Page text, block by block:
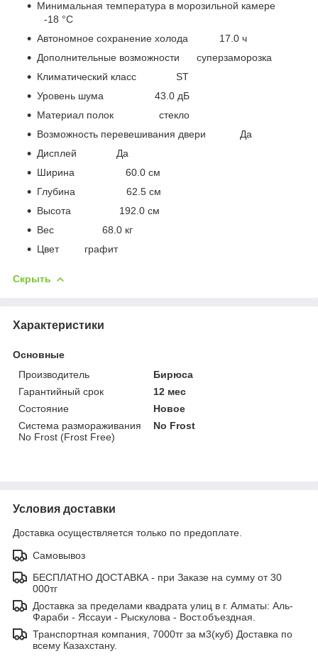
Минимальная температура в морозильной камере
-18 °C
Автономное сохранение холода 17.0 ч
Дополнительные возможности суперзаморозка
Климатический класс ST
Уровень шума 43.0 дБ
Материал полок стекло
Возможность перевешивания двери Да
Дисплей Да
Ширина 60.0 см
Глубина 62.5 см
Высота 192.0 см
Вес 68.0 кг
Цвет графит
Скрыть
Характеристики
Основные
Производитель
Бирюса
Гарантийный срок
12 мес
Состояние
Новое
Система размораживания
No Frost (Frost Free)
No Frost
Условия доставки
Доставка осуществляется только по предоплате.
Самовывоз
БЕСПЛАТНО ДОСТАВКА - при Заказе на сумму от 30
000тг
Доставка за пределами квадрата улиц в г. Алматы: Аль-
Фараби - Яссауи - Рыскулова - Вост.объездная.
Транспортная компания, 7000тг за м3(куб) Доставка по
всему Казахстану.